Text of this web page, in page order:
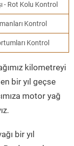
- Rot Kolu Kontrol
Kontrol
Kontrol
kilometreyi
bir yıl geçse
motor yağ
bir yıl